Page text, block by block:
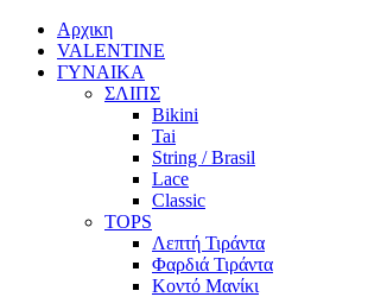
Αρχικη
VALENTINE
ΓΥΝΑΙΚΑ
ΣΛΙΠΣ
Bikini
Tai
String / Brasil
Lace
Classic
TOPS
Λεπτή Τιράντα
Φαρδιά Τιράντα
Κοντό Μανίκι